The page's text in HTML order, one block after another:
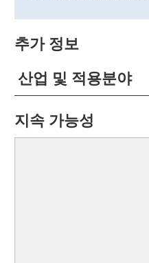
추가 정보
산업 및 적용분야
지속 가능성